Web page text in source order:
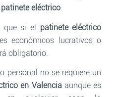
eléctrico.
que si el patinete eléctrico
económicos lucrativos o
obligatorio.
personal no se requiere un
en Valenciaaunque es